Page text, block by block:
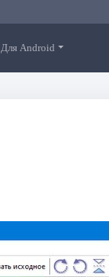
Для Android